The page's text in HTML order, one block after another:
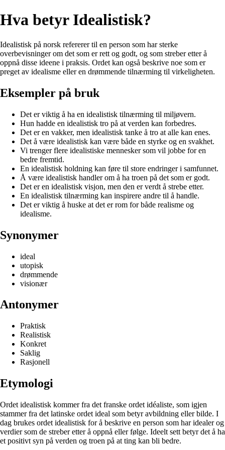
Hva betyr Idealistisk?
Idealistisk på norsk refererer til en person som har sterke
overbevisninger om det som er rett og godt, og som streber etter å
oppnå disse ideene i praksis. Ordet kan også beskrive noe som er
preget av idealisme eller en drømmende tilnærming til virkeligheten.
Eksempler på bruk
Det er viktig å ha en idealistisk tilnærming til miljøvern.
Hun hadde en idealistisk tro på at verden kan forbedres.
Det er en vakker, men idealistisk tanke å tro at alle kan enes.
Det å være idealistisk kan være både en styrke og en svakhet.
Vi trenger flere idealistiske mennesker som vil jobbe for en
bedre fremtid.
En idealistisk holdning kan føre til store endringer i samfunnet.
Å være idealistisk handler om å ha troen på det som er godt.
Det er en idealistisk visjon, men den er verdt å strebe etter.
En idealistisk tilnærming kan inspirere andre til å handle.
Det er viktig å huske at det er rom for både realisme og
idealisme.
Synonymer
ideal
utopisk
drømmende
visionær
Antonymer
Praktisk
Realistisk
Konkret
Saklig
Rasjonell
Etymologi
Ordet idealistisk kommer fra det franske ordet idéaliste, som igjen
stammer fra det latinske ordet ideal som betyr avbildning eller bilde. I
dag brukes ordet idealistisk for å beskrive en person som har idealer og
verdier som de streber etter å oppnå eller følge. Ideelt sett betyr det å ha
et positivt syn på verden og troen på at ting kan bli bedre.